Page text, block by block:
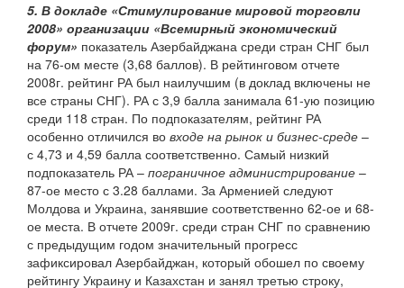
5. В докладе «Стимулирование мировой торговли
2008» организации «Всемирный экономический
форум» показатель Азербайджана среди стран СНГ был
на 76-ом месте (3,68 баллов). В рейтинговом отчете
2008г. рейтинг РА был наилучшим (в доклад включены не
все страны СНГ). РА с 3,9 балла занимала 61-ую позицию
среди 118 стран. По подпоказателям, рейтинг РА
особенно отличился во входе на рынок и бизнес-среде –
с 4,73 и 4,59 балла соответственно. Самый низкий
подпоказатель РА – пограничное администрирование –
87-ое место с 3.28 баллами. За Арменией следуют
Молдова и Украина, занявшие соответственно 62-ое и 68-
ое места. В отчете 2009г. среди стран СНГ по сравнению
с предыдущим годом значительный прогресс
зафиксировал Азербайджан, который обошел по своему
рейтингу Украину и Казахстан и занял третью строку,